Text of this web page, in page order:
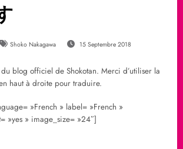
Shoko Nakagawa 15 Septembre 2018
blog officiel de Shokotan. Merci d’utiliser la
haut à droite pour traduire.
»French » label= »French »
»yes » image_size= »24″]